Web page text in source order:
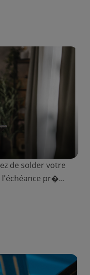
de solder votre
pr�...